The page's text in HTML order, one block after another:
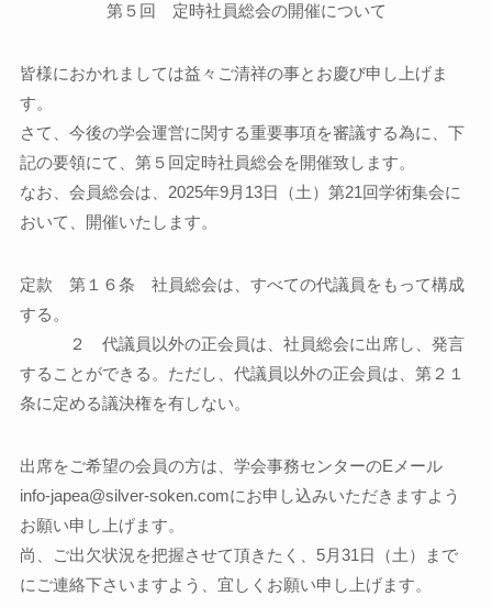
第５回 定時社員総会の開催について
皆様におかれましては益々ご清祥の事とお慶び申し上げま
す。
さて、今後の学会運営に関する重要事項を審議する為に、下
記の要領にて、第５回定時社員総会を開催致します。
なお、会員総会は、2025年9月13日（土）第21回学術集会に
おいて、開催いたします。
定款 第１６条 社員総会は、すべての代議員をもって構成
する。
２ 代議員以外の正会員は、社員総会に出席し、発言
することができる。ただし、代議員以外の正会員は、第２１
条に定める議決権を有しない。
出席をご希望の会員の方は、学会事務センターのEメール
info-japea@silver-soken.comにお申し込みいただきますよう
お願い申し上げます。
尚、ご出欠状況を把握させて頂きたく、5月31日（土）まで
にご連絡下さいますよう、宜しくお願い申し上げます。